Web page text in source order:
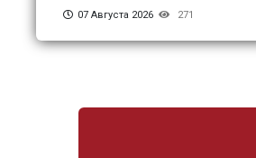
07 Августа 2026 271